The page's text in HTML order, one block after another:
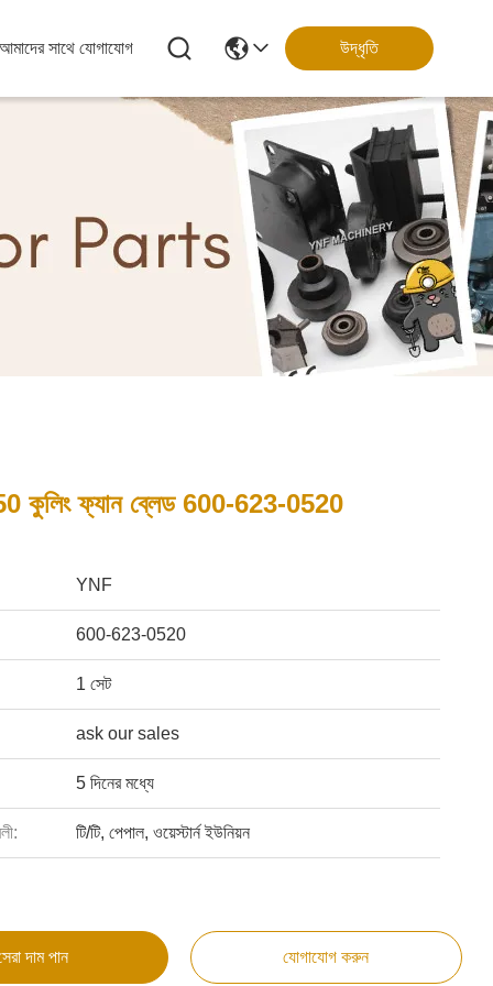
আমাদের সাথে যোগাযোগ উদ্ধৃতি
কুলিং ফ্যান ব্লেড 600-623-0520
YNF
600-623-0520
1 সেট
ask our sales
5 দিনের মধ্যে
টি/টি, পেপাল, ওয়েস্টার্ন ইউনিয়ন
দাম পান যোগাযোগ করুন